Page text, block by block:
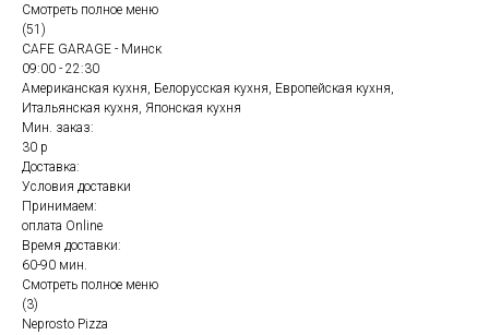
Смотреть полное меню
(51)
CAFE GARAGE - Минск
09:00 - 22:30
Американская кухня, Белорусская кухня, Европейская кухня,
Итальянская кухня, Японская кухня
Мин. заказ:
30 р
Доставка:
Условия доставки
Принимаем:
оплата Online
Время доставки:
60-90 мин.
Смотреть полное меню
(3)
Neprosto Pizza